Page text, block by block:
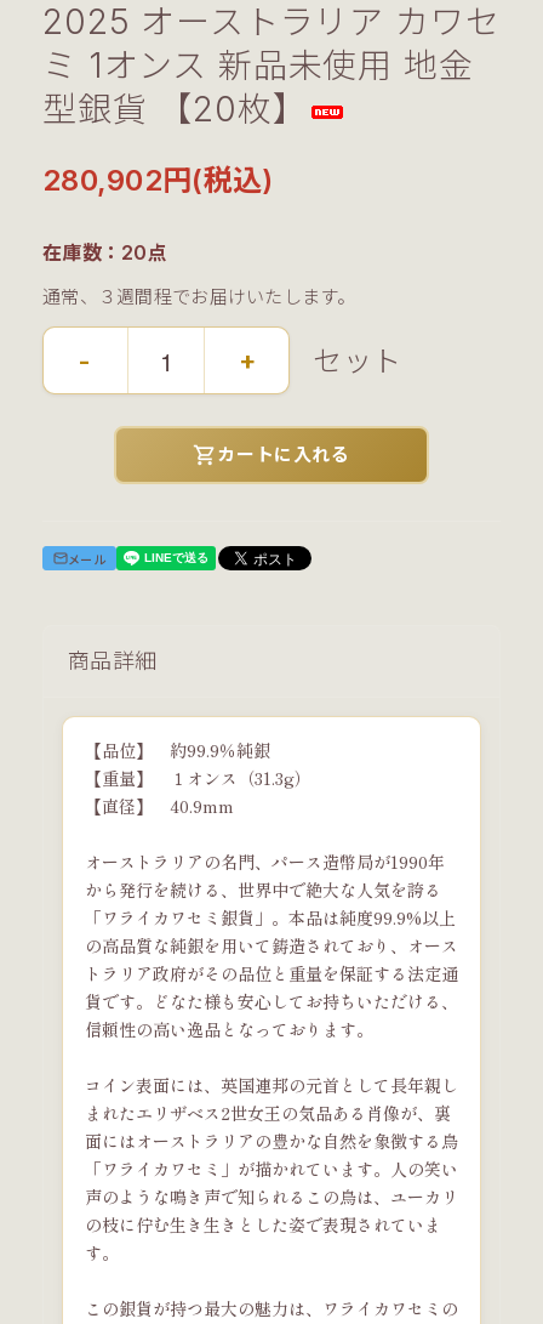
2025 オーストラリア カワセ
ミ 1オンス 新品未使用 地金
型銀貨 【20枚】
280,902円(税込)
在庫数：20点
通常、３週間程でお届けいたします。
- + セット
shopping_cartカートに入れる
メール
商品詳細
【品位】 約99.9％純銀
【重量】 １オンス（31.3g）
【直径】 40.9mm
オーストラリアの名門、パース造幣局が1990年
から発行を続ける、世界中で絶大な人気を誇る
「ワライカワセミ銀貨」。本品は純度99.9%以上
の高品質な純銀を用いて鋳造されており、オース
トラリア政府がその品位と重量を保証する法定通
貨です。どなた様も安心してお持ちいただける、
信頼性の高い逸品となっております。
コイン表面には、英国連邦の元首として長年親し
まれたエリザベス2世女王の気品ある肖像が、裏
面にはオーストラリアの豊かな自然を象徴する鳥
「ワライカワセミ」が描かれています。人の笑い
声のような鳴き声で知られるこの鳥は、ユーカリ
の枝に佇む生き生きとした姿で表現されていま
す。
この銀貨が持つ最大の魅力は、ワライカワセミの